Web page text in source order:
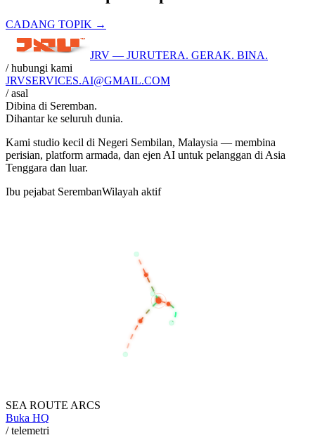
CADANG TOPIK →
JRV — JURUTERA. GERAK. BINA.
/ hubungi kami
JRVSERVICES.AI@GMAIL.COM
/ asal
Dibina di Seremban.
Dihantar ke seluruh dunia.
Kami studio kecil di Negeri Sembilan, Malaysia — membina
perisian, platform armada, dan ejen AI untuk pelanggan di Asia
Tenggara dan luar.
Ibu pejabat SerembanWilayah aktif
SINGAPORE
SEA ROUTE ARCS
Buka HQ
/ telemetri